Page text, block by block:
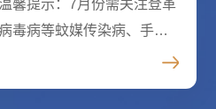
馨提示：7月份需关注登革
毒病等蚊媒传染病、手足